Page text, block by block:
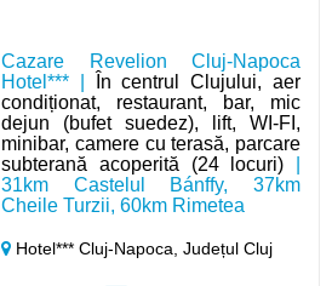
Cazare Revelion Cluj-Napoca
Hotel*** |
În centrul Clujului, aer
condiționat, restaurant, bar, mic
dejun (bufet suedez), lift, WI-FI,
minibar, camere cu terasă, parcare
subterană acoperită (24 locuri)
31km Castelul Bánffy, 37km
Cheile Turzii, 60km Rimetea
Hotel*** Cluj-Napoca,Județul Cluj